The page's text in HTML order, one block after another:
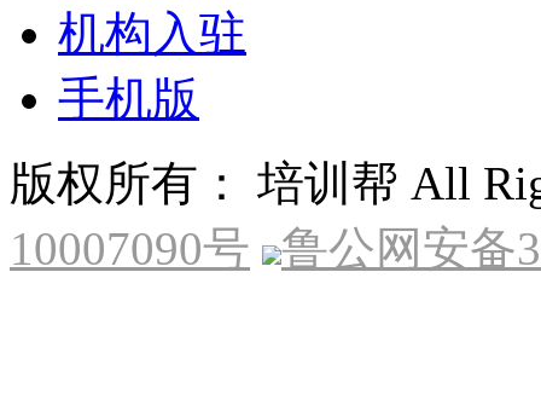
机构入驻
手机版
版权所有： 培训帮 All
10007090号
鲁公网安备